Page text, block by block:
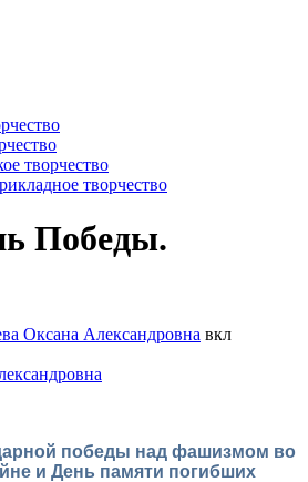
творчество
творчество
Победы.
Оксана Александровна вкл
победы над фашизмом во
и День памяти погибших